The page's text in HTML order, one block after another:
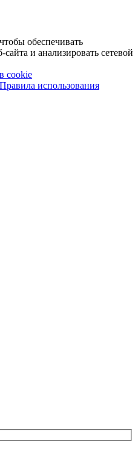
обеспечивать
и анализировать сетевой
cookie
Правила использования